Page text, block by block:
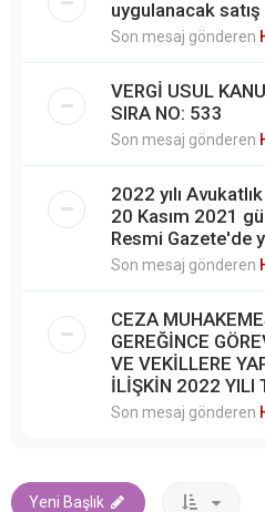
uygulanacak
Son mesaj gönderen
VERGİ USUL
SIRA NO: 533
Son mesaj gönderen
2022 yılı
20 Kasım 2021
Resmi Gazete'de
Son mesaj gönderen
CEZA
GEREĞİNCE
VE VEKİLLERE
İLİŞKİN 2022 YILI
Son mesaj gönderen
Yeni Başlık